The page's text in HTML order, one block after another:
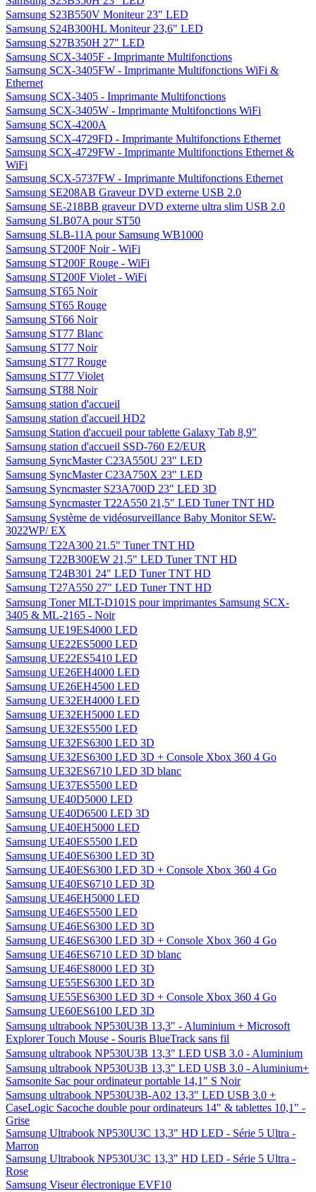
Samsung S23B550V Moniteur 23" LED
Samsung S24B300HL Moniteur 23,6" LED
Samsung S27B350H 27" LED
Samsung SCX-3405F - Imprimante Multifonctions
Samsung SCX-3405FW - Imprimante Multifonctions WiFi &
Ethernet
Samsung SCX-3405 - Imprimante Multifonctions
Samsung SCX-3405W - Imprimante Multifonctions WiFi
Samsung SCX-4200A
Samsung SCX-4729FD - Imprimante Multifonctions Ethernet
Samsung SCX-4729FW - Imprimante Multifonctions Ethernet &
WiFi
Samsung SCX-5737FW - Imprimante Multifonctions Ethernet
Samsung SE208AB Graveur DVD externe USB 2.0
Samsung SE-218BB graveur DVD externe ultra slim USB 2.0
Samsung SLB07A pour ST50
Samsung SLB-11A pour Samsung WB1000
Samsung ST200F Noir - WiFi
Samsung ST200F Rouge - WiFi
Samsung ST200F Violet - WiFi
Samsung ST65 Noir
Samsung ST65 Rouge
Samsung ST66 Noir
Samsung ST77 Blanc
Samsung ST77 Noir
Samsung ST77 Rouge
Samsung ST77 Violet
Samsung ST88 Noir
Samsung station d'accueil
Samsung station d'accueil HD2
Samsung Station d'accueil pour tablette Galaxy Tab 8,9"
Samsung station d'accueil SSD-760 E2/EUR
Samsung SyncMaster C23A550U 23" LED
Samsung SyncMaster C23A750X 23" LED
Samsung Syncmaster S23A700D 23" LED 3D
Samsung Syncmaster T22A550 21,5" LED Tuner TNT HD
Samsung Système de vidéosurveillance Baby Monitor SEW-
3022WP/ EX
Samsung T22A300 21.5" Tuner TNT HD
Samsung T22B300EW 21,5" LED Tuner TNT HD
Samsung T24B301 24" LED Tuner TNT HD
Samsung T27A550 27" LED Tuner TNT HD
Samsung Toner MLT-D101S pour imprimantes Samsung SCX-
3405 & ML-2165 - Noir
Samsung UE19ES4000 LED
Samsung UE22ES5000 LED
Samsung UE22ES5410 LED
Samsung UE26EH4000 LED
Samsung UE26EH4500 LED
Samsung UE32EH4000 LED
Samsung UE32EH5000 LED
Samsung UE32ES5500 LED
Samsung UE32ES6300 LED 3D
Samsung UE32ES6300 LED 3D + Console Xbox 360 4 Go
Samsung UE32ES6710 LED 3D blanc
Samsung UE37ES5500 LED
Samsung UE40D5000 LED
Samsung UE40D6500 LED 3D
Samsung UE40EH5000 LED
Samsung UE40ES5500 LED
Samsung UE40ES6300 LED 3D
Samsung UE40ES6300 LED 3D + Console Xbox 360 4 Go
Samsung UE40ES6710 LED 3D
Samsung UE46EH5000 LED
Samsung UE46ES5500 LED
Samsung UE46ES6300 LED 3D
Samsung UE46ES6300 LED 3D + Console Xbox 360 4 Go
Samsung UE46ES6710 LED 3D blanc
Samsung UE46ES8000 LED 3D
Samsung UE55ES6300 LED 3D
Samsung UE55ES6300 LED 3D + Console Xbox 360 4 Go
Samsung UE60ES6100 LED 3D
Samsung ultrabook NP530U3B 13,3" - Aluminium + Microsoft
Explorer Touch Mouse - Souris BlueTrack sans fil
Samsung ultrabook NP530U3B 13,3" LED USB 3.0 - Aluminium
Samsung ultrabook NP530U3B 13,3" LED USB 3.0 - Aluminium+
Samsonite Sac pour ordinateur portable 14,1" S Noir
Samsung ultrabook NP530U3B-A02 13,3" LED USB 3.0 +
CaseLogic Sacoche double pour ordinateurs 14" & tablettes 10,1" -
Grise
Samsung Ultrabook NP530U3C 13,3" HD LED - Série 5 Ultra -
Marron
Samsung Ultrabook NP530U3C 13,3" HD LED - Série 5 Ultra -
Rose
Samsung Viseur électronique EVF10